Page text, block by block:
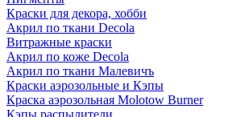
Краски для декора, хобби
Акрил по ткани Decola
Витражные краски
Акрил по коже Decola
Акрил по ткани Малевичъ
Краски аэрозольные и Кэпы
Краска аэрозольная Molotow Burner
Кэпы распылители